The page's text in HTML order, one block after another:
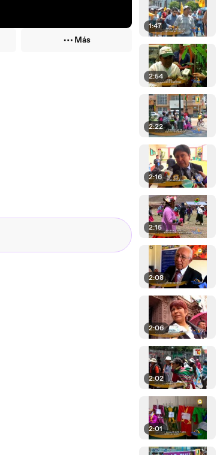
Más
1:47
2:54
2:22
2:16
2:15
2:08
2:06
2:02
2:01